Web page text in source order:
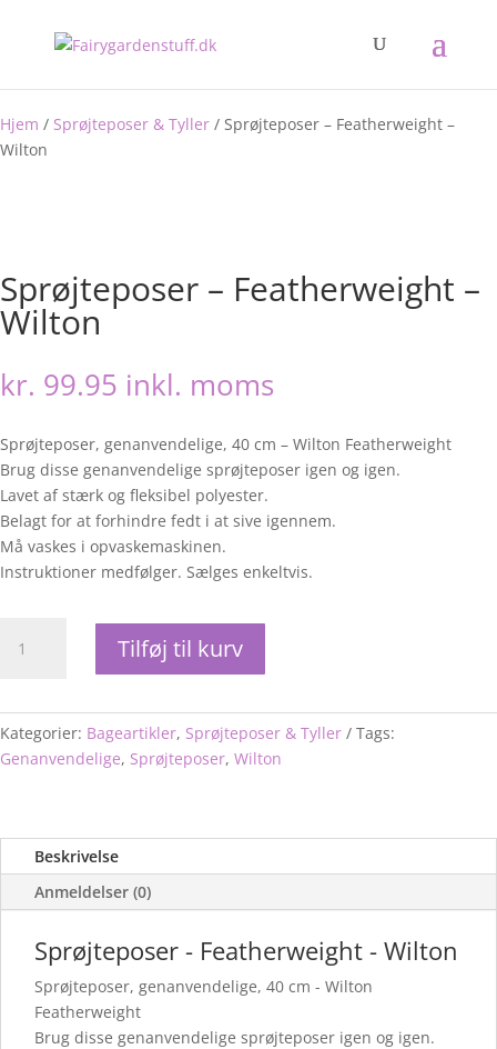
Hjem / Sprøjteposer & Tyller / Sprøjteposer – Featherweight –
Wilton
Sprøjteposer – Featherweight –
Wilton
kr. 99.95 inkl. moms
Sprøjteposer, genanvendelige, 40 cm – Wilton Featherweight
Brug disse genanvendelige sprøjteposer igen og igen.
Lavet af stærk og fleksibel polyester.
Belagt for at forhindre fedt i at sive igennem.
Må vaskes i opvaskemaskinen.
Instruktioner medfølger. Sælges enkeltvis.
Featherweight
Wilton
antal
Tilføj til kurv
Kategorier: Bageartikler, Sprøjteposer & Tyller
Tags:
Genanvendelige, Sprøjteposer, Wilton
Beskrivelse
Anmeldelser (0)
Sprøjteposer - Featherweight - Wilton
Sprøjteposer, genanvendelige, 40 cm - Wilton
Featherweight
Brug disse genanvendelige sprøjteposer igen og igen.